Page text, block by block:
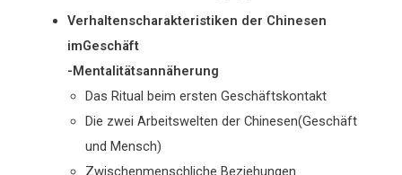
Verhaltenscharakteristiken der Chinesen
imGeschäft
-Mentalitätsannäherung
Das Ritual beim ersten Geschäftskontakt
Die zwei Arbeitswelten der Chinesen(Geschäft
und Mensch)
Zwischenmenschliche Beziehungen